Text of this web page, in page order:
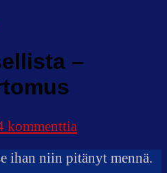
–
kommenttia
–
ihan niin pitänyt mennä.